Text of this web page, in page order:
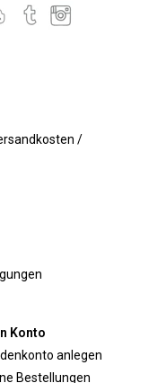
/
Konto
anlegen
Bestellungen